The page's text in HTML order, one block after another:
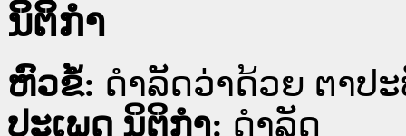
ນິຕິກໍາ
ຫົວຂໍ້: ດຳລັດວ່າດ້ວຍ ຕາປ
ປະເພດ ນິຕິກໍາ: ດໍາລັດ